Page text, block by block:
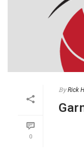
0
By Rick